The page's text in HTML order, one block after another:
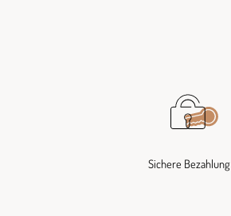
Sichere Bezahlung